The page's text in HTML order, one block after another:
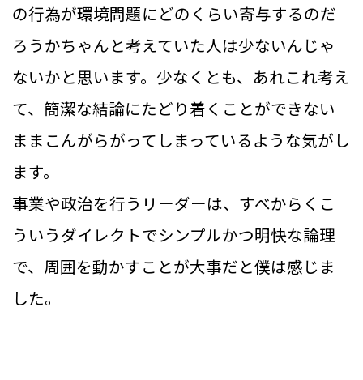
の行為が環境問題にどのくらい寄与するのだ
ろうかちゃんと考えていた人は少ないんじゃ
ないかと思います。少なくとも、あれこれ考え
て、簡潔な結論にたどり着くことができない
ままこんがらがってしまっているような気がし
ます。
事業や政治を行うリーダーは、すべからくこ
ういうダイレクトでシンプルかつ明快な論理
で、周囲を動かすことが大事だと僕は感じま
した。